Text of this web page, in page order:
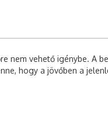
nem vehető igénybe. A
hogy a jövőben a